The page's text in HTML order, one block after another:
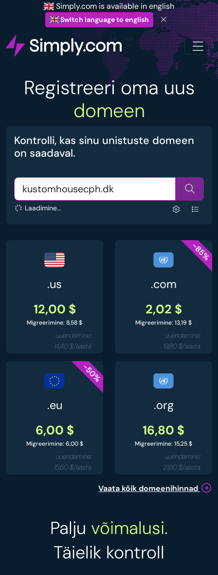
Simply.com is available in english
Switch language to english
Registreeri oma uus
domeen
Kontrolli, kas sinu unistuste domeen
on saadaval.
Laadimine...
.us
12,00 $
Migreerimine: 8,58 $
uuendamine:
14,40 $/aasta
-85%
.com
2,02 $
Migreerimine: 13,19 $
uuendamine:
19,80 $/aasta
-50%
.eu
6,00 $
Migreerimine: 6,00 $
uuendamine:
15,60 $/aasta
.org
16,80 $
Migreerimine: 15,25 $
uuendamine:
21,60 $/aasta
Vaata kõik domeenihinnad
Palju võimalusi.
Täielik kontroll